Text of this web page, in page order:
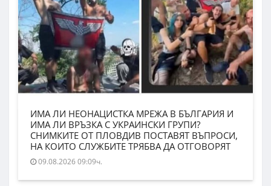
ИМА ЛИ НЕОНАЦИСТКА МРЕЖА В БЪЛГАРИЯ И
ИМА ЛИ ВРЪЗКА С УКРАИНСКИ ГРУПИ?
СНИМКИТЕ ОТ ПЛОВДИВ ПОСТАВЯТ ВЪПРОСИ,
НА КОИТО СЛУЖБИТЕ ТРЯБВА ДА ОТГОВОРЯТ
09.08.2026 09:09ч.